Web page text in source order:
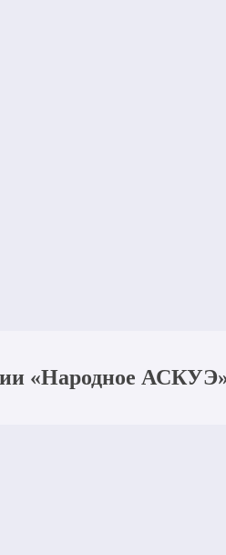
«Народное